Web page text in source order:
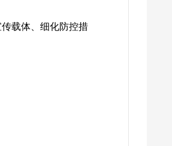
载体、细化防控措